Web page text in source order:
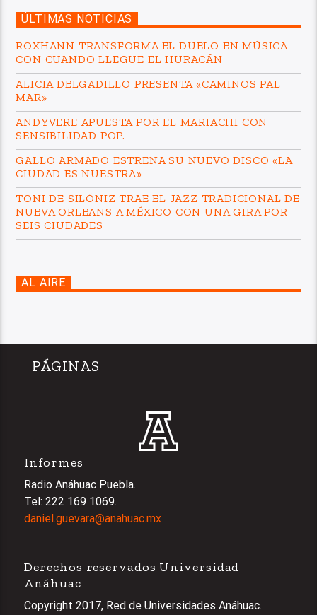
ÚLTIMAS NOTICIAS
ROXHANN TRANSFORMA EL DUELO EN MÚSICA
CON CUANDO LLEGUE EL HURACÁN
ALICIA DELGADILLO PRESENTA «CAMINOS PAL
MAR»
ANDYVERE APUESTA POR EL MARIACHI CON
SENSIBILIDAD POP.
GALLO ARMADO ESTRENA SU NUEVO DISCO «LA
CIUDAD ES NUESTRA»
TONI DE SILÓNIZ TRAE EL JAZZ TRADICIONAL DE
NUEVA ORLEANS A MÉXICO CON UNA GIRA POR
SEIS CIUDADES
AL AIRE
PÁGINAS
Informes
Radio Anáhuac Puebla.
Tel: 222 169 1069.
daniel.guevara@anahuac.mx
Derechos reservados Universidad
Anáhuac
Copyright 2017, Red de Universidades Anáhuac.